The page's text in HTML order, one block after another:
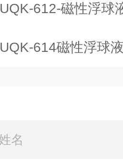
UQK-612-磁性浮球液位控
UQK-614磁性浮球液位控